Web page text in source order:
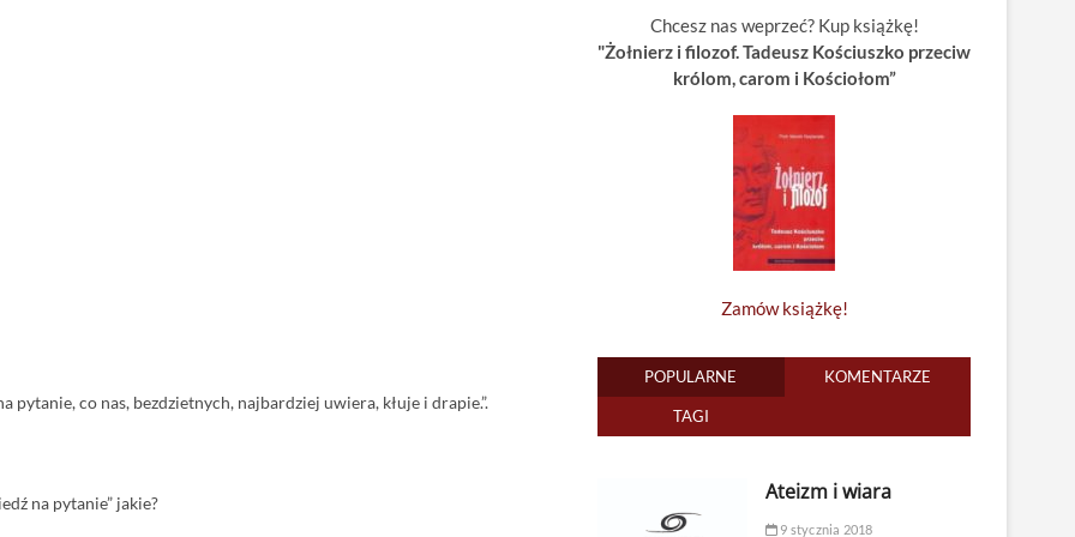
co nas, bezdzietnych, najbardziej uwiera, kłuje i drapie.”.
na pytanie” jakie?
Chcesz nas weprzeć? Kup książkę!
"Żołnierz i filozof. Tadeusz Kościuszko przeciw
królom, carom i Kościołom”
Zamów książkę!
POPULARNE KOMENTARZE
TAGI
Ateizm i wiara
9 stycznia 2018